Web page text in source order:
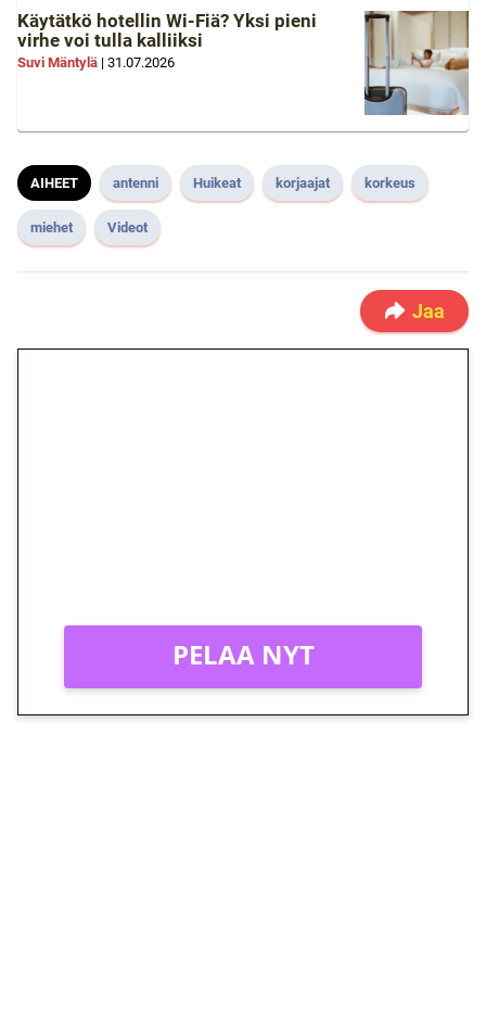
Käytätkö hotellin Wi-Fiä? Yksi pieni
virhe voi tulla kalliiksi
Suvi Mäntylä | 31.07.2026
AIHEET antenni Huikeat korjaajat korkeus
miehet Videot
Jaa
PELAA NYT